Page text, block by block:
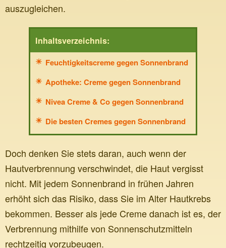
auszugleichen.
Inhaltsverzeichnis:
Feuchtigkeitscreme gegen Sonnenbrand
Apotheke: Creme gegen Sonnenbrand
Nivea Creme & Co gegen Sonnenbrand
Die besten Cremes gegen Sonnenbrand
Doch denken Sie stets daran, auch wenn der
Hautverbrennung verschwindet, die Haut vergisst
nicht. Mit jedem Sonnenbrand in frühen Jahren
erhöht sich das Risiko, dass Sie im Alter Hautkrebs
bekommen. Besser als jede Creme danach ist es, der
Verbrennung mithilfe von Sonnenschutzmitteln
rechtzeitig vorzubeugen.